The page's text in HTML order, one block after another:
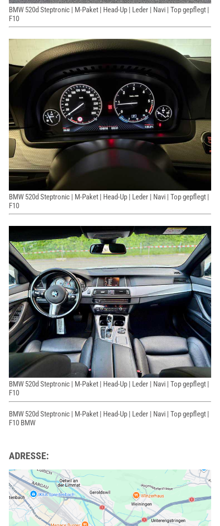
BMW 520d Steptronic | M-Paket | Head-Up | Leder | Navi | Top gepflegt |
F10
BMW 520d Steptronic | M-Paket | Head-Up | Leder | Navi | Top gepflegt |
F10
BMW 520d Steptronic | M-Paket | Head-Up | Leder | Navi | Top gepflegt |
F10
BMW 520d Steptronic | M-Paket | Head-Up | Leder | Navi | Top gepflegt |
F10 BMW
ADRESSE: